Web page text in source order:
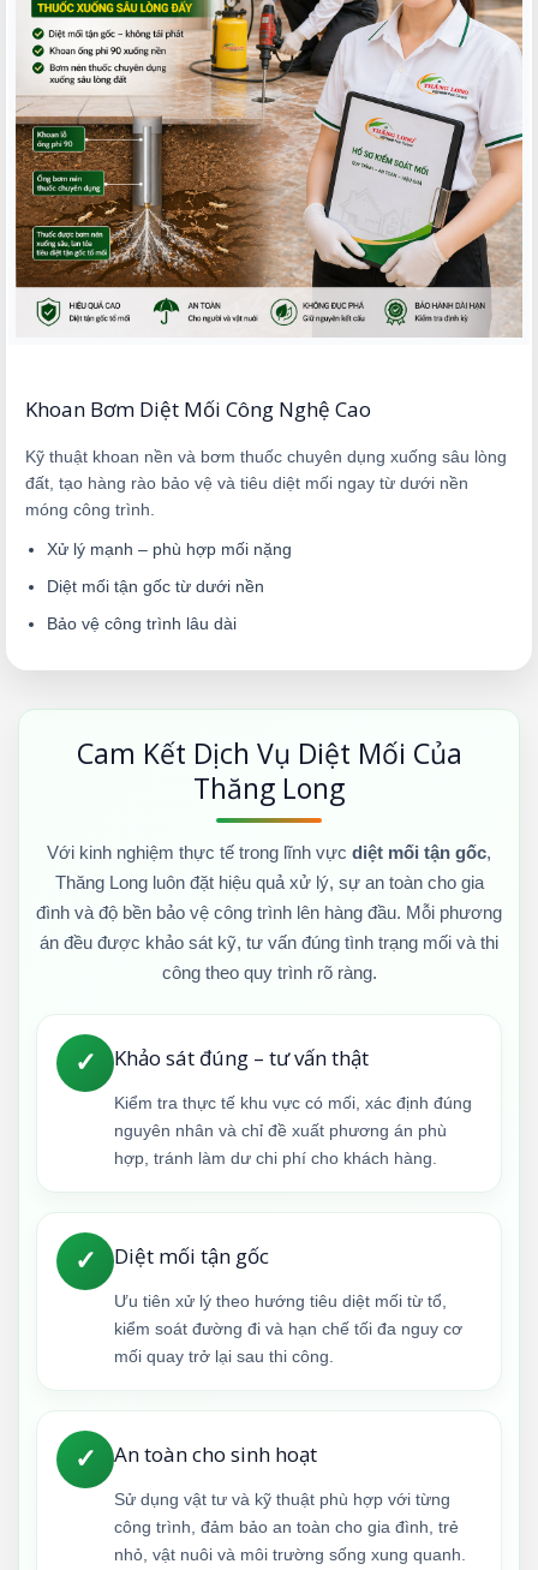
Khoan Bơm Diệt Mối Công Nghệ Cao
Kỹ thuật khoan nền và bơm thuốc chuyên dụng xuống sâu lòng
đất, tạo hàng rào bảo vệ và tiêu diệt mối ngay từ dưới nền
móng công trình.
Xử lý mạnh – phù hợp mối nặng
Diệt mối tận gốc từ dưới nền
Bảo vệ công trình lâu dài
Cam Kết Dịch Vụ Diệt Mối Của
Thăng Long
Với kinh nghiệm thực tế trong lĩnh vực diệt mối tận gốc,
Thăng Long luôn đặt hiệu quả xử lý, sự an toàn cho gia
đình và độ bền bảo vệ công trình lên hàng đầu. Mỗi phương
án đều được khảo sát kỹ, tư vấn đúng tình trạng mối và thi
công theo quy trình rõ ràng.
✓ Khảo sát đúng – tư vấn thật
Kiểm tra thực tế khu vực có mối, xác định đúng
nguyên nhân và chỉ đề xuất phương án phù
hợp, tránh làm dư chi phí cho khách hàng.
✓ Diệt mối tận gốc
Ưu tiên xử lý theo hướng tiêu diệt mối từ tổ,
kiểm soát đường đi và hạn chế tối đa nguy cơ
mối quay trở lại sau thi công.
✓ An toàn cho sinh hoạt
Sử dụng vật tư và kỹ thuật phù hợp với từng
công trình, đảm bảo an toàn cho gia đình, trẻ
nhỏ, vật nuôi và môi trường sống xung quanh.